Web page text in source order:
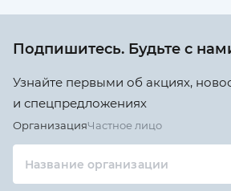
Подпишитесь. Будьте с
Узнайте первыми об акциях,
и спецпредложениях
ОрганизацияЧастное лицо
Название организации